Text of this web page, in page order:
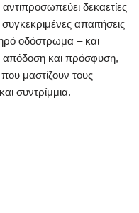
δεκαετίες
απαιτήσεις
οδόστρωμα – και
απόδοση και πρόσφυση,
μαστίζουν τους
συντρίμμια.